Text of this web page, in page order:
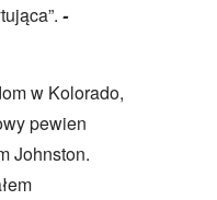
”. -
w Kolorado,
pewien
Johnston.